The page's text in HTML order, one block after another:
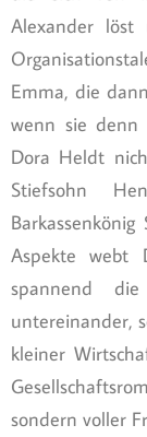
Alexander
Emma, die
wenn sie denn
Dora Heldt
Stiefsohn
Aspekte
spannend
untereinander,
kleiner
sondern voller